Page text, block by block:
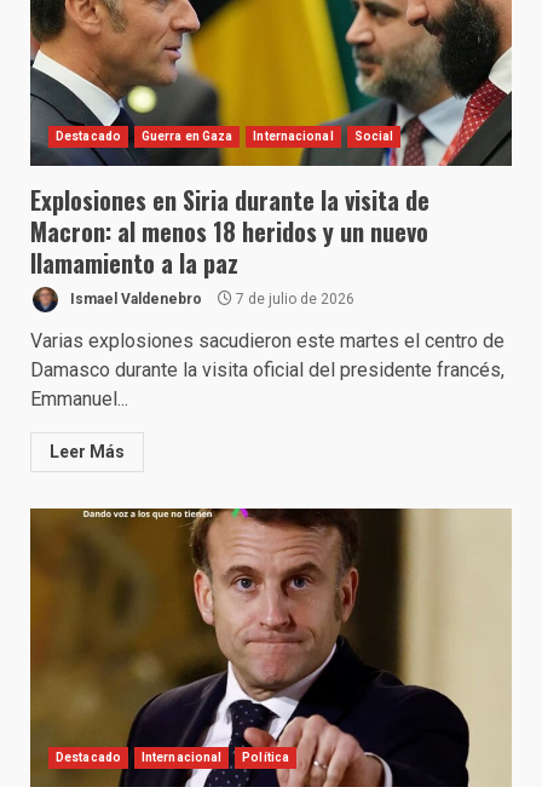
Destacado Guerra en Gaza Internacional Social
Explosiones en Siria durante la visita de
Macron: al menos 18 heridos y un nuevo
llamamiento a la paz
Ismael Valdenebro 7 de julio de 2026
Varias explosiones sacudieron este martes el centro de
Damasco durante la visita oficial del presidente francés,
Emmanuel...
Leer Más
Destacado Internacional Política